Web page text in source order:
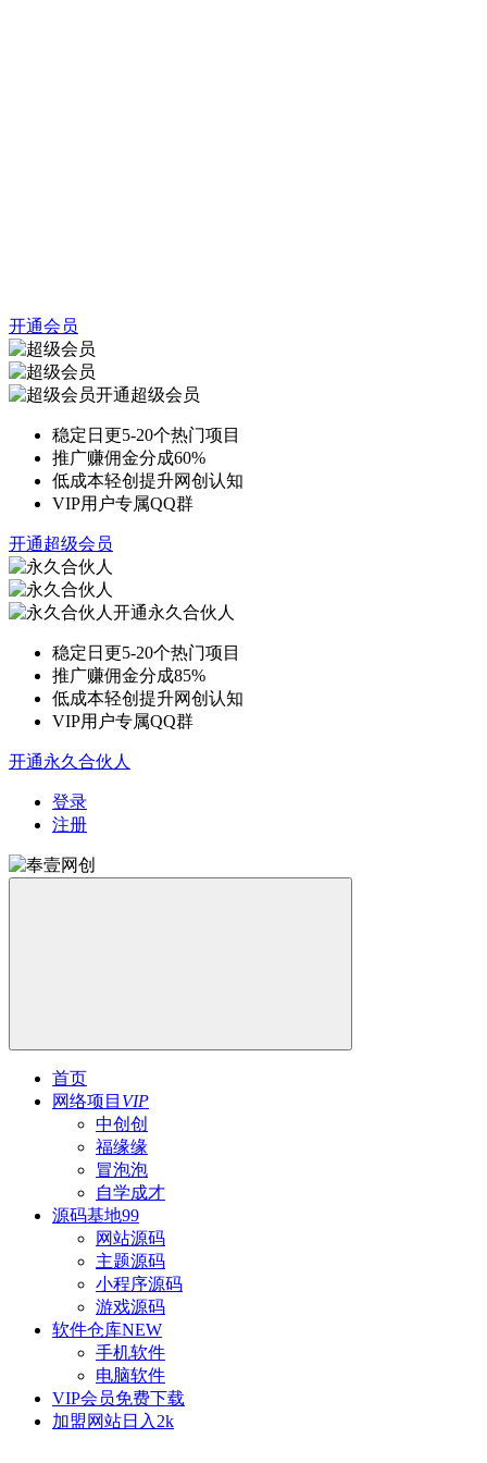
开通会员
开通超级会员
稳定日更5-20个热门项目
推广赚佣金分成60%
低成本轻创提升网创认知
VIP用户专属QQ群
开通超级会员
开通永久合伙人
稳定日更5-20个热门项目
推广赚佣金分成85%
低成本轻创提升网创认知
VIP用户专属QQ群
开通永久合伙人
登录
注册
首页
网络项目 VIP
中创创
福缘缘
冒泡泡
自学成才
源码基地99
网站源码
主题源码
小程序源码
游戏源码
软件仓库NEW
手机软件
电脑软件
VIP会员免费下载
加盟网站日入2k